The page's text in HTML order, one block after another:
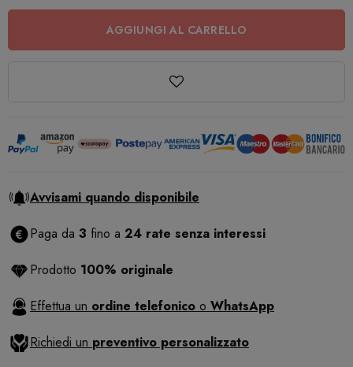
AGGIUNGI AL CARRELLO
Avvisami quando disponibile
Paga da 3 fino a 24 rate senza interessi
Prodotto 100% originale
Effettua un ordine telefonico o WhatsApp
Richiedi un preventivo personalizzato